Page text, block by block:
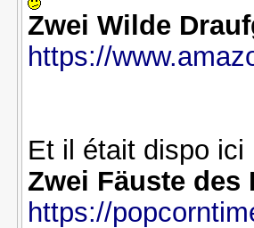
Zwei Wilde
https://
Et il était dispo ici
Zwei Fäuste des
https://